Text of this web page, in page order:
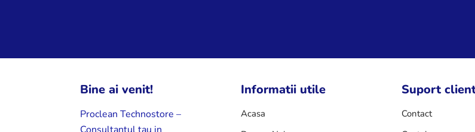
Bine ai venit!
Proclean Technostore –
Informatii utile
Acasa
Suport
Contact